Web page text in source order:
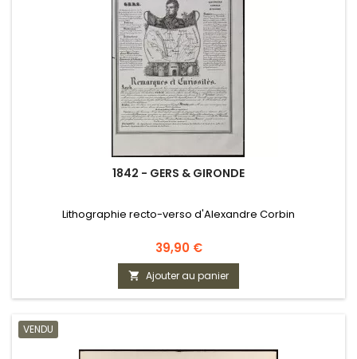
1842 - GERS & GIRONDE
Lithographie recto-verso d'Alexandre Corbin
Prix
39,90 €
 Ajouter au panier
VENDU